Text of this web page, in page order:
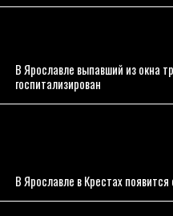
В Ярославле выпавший из окна
госпитализирован
В Ярославле в Крестах